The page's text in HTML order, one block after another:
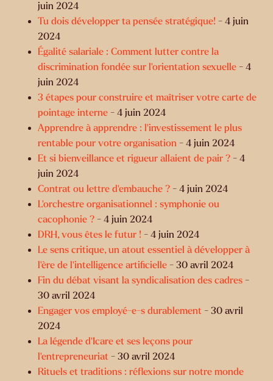
juin 2024
Tu dois développer ta pensée stratégique! - 4 juin
2024
Égalité salariale : Comment lutter contre la
discrimination fondée sur l'orientation sexuelle - 4
juin 2024
3 étapes pour construire et maîtriser votre carte de
pointage interne - 4 juin 2024
Apprendre à apprendre : l'investissement le plus
rentable pour votre organisation - 4 juin 2024
Et si bienveillance et rigueur allaient de pair ? - 4
juin 2024
Contrat ou lettre d'embauche ? - 4 juin 2024
L’orchestre organisationnel : symphonie ou
cacophonie ? - 4 juin 2024
DRH, vous êtes le futur ! - 4 juin 2024
Le sens critique, un atout essentiel à développer à
l'ère de l'intelligence artificielle - 30 avril 2024
Fin du débat visant la syndicalisation des cadres -
30 avril 2024
Engager vos employé-e-s durablement - 30 avril
2024
La légende d’Icare et ses leçons pour
l’entrepreneuriat - 30 avril 2024
Rituels et traditions : réflexions sur notre monde